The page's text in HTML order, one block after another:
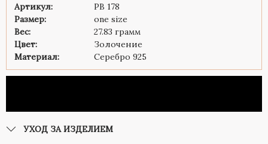
Артикул:
PB 178
Размер:
one size
Вес:
27.83 грамм
Цвет:
Золочение
Материал:
Серебро 925
УХОД ЗА ИЗДЕЛИЕМ